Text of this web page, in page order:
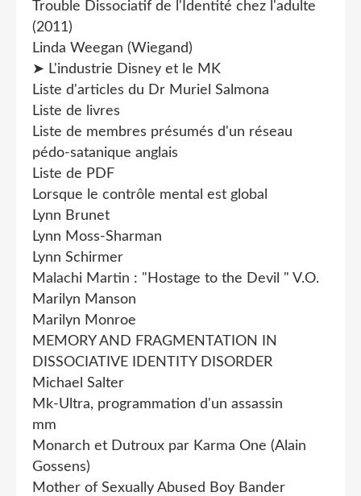
Trouble Dissociatif de l'Identité chez l'adulte
(2011)
Linda Weegan (Wiegand)
➤ L'industrie Disney et le MK
Liste d'articles du Dr Muriel Salmona
Liste de livres
Liste de membres présumés d'un réseau
pédo-satanique anglais
Liste de PDF
Lorsque le contrôle mental est global
Lynn Brunet
Lynn Moss-Sharman
Lynn Schirmer
Malachi Martin : "Hostage to the Devil " V.O.
Marilyn Manson
Marilyn Monroe
MEMORY AND FRAGMENTATION IN
DISSOCIATIVE IDENTITY DISORDER
Michael Salter
Mk-Ultra, programmation d'un assassin
mm
Monarch et Dutroux par Karma One (Alain
Gossens)
Mother of Sexually Abused Boy Bander